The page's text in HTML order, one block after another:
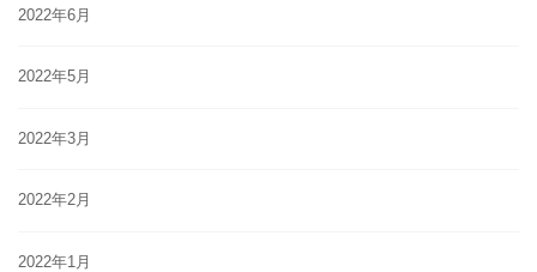
2022年6月
2022年5月
2022年3月
2022年2月
2022年1月